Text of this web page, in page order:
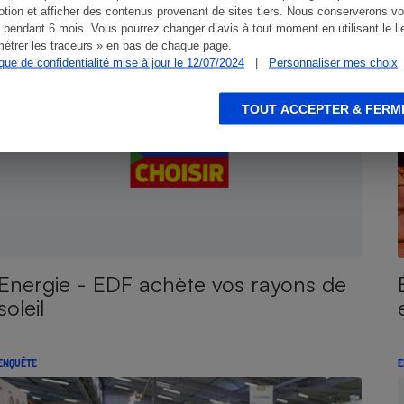
et afficher des contenus provenant de sites tiers. Nous conserverons
pendant 6 mois. Vous pourrez changer d’avis à tout moment en utilisant le
les traceurs » en bas de chaque page.
de confidentialité mise à jour le 12/07/2024
| Personnaliser mes choix
TOUT ACCEPTER &
Energie - EDF achète vos rayons de